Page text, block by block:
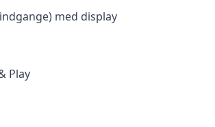
med display
Play